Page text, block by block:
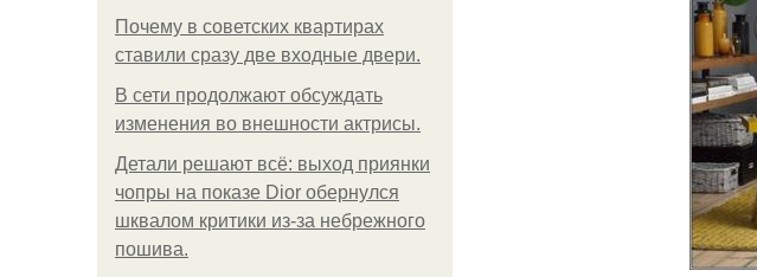
Почему в советских квартирах
ставили сразу две входные двери.
В сети продолжают обсуждать
изменения во внешности актрисы.
Детали решают всё: выход приянки
чопры на показе Dior обернулся
шквалом критики из-за небрежного
пошива.